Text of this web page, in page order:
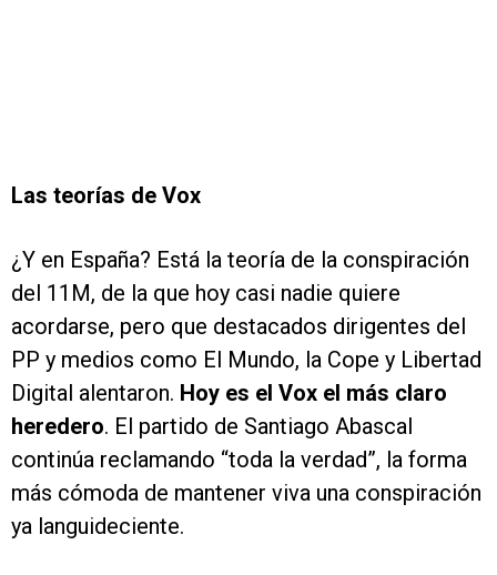
Las teorías de Vox
¿Y en España? Está la teoría de la conspiración
del 11M, de la que hoy casi nadie quiere
acordarse, pero que destacados dirigentes del
PP y medios como El Mundo, la Cope y Libertad
Digital alentaron. Hoy es el Vox el más claro
heredero. El partido de Santiago Abascal
continúa reclamando “toda la verdad”, la forma
más cómoda de mantener viva una conspiración
ya languideciente.